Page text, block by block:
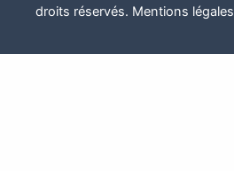
droits réservés. Mentions légales